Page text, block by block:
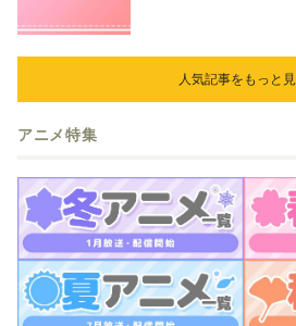
人気記事をもっと
アニメ特集